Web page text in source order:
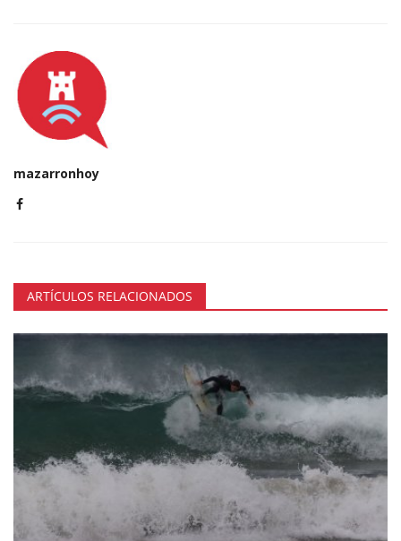
mazarronhoy
ARTÍCULOS RELACIONADOS